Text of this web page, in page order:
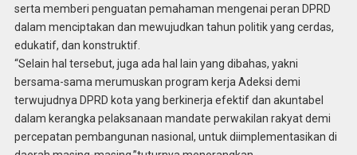
serta memberi penguatan pemahaman mengenai peran DPRD
dalam menciptakan dan mewujudkan tahun politik yang cerdas,
edukatif, dan konstruktif.
“Selain hal tersebut, juga ada hal lain yang dibahas, yakni
bersama-sama merumuskan program kerja Adeksi demi
terwujudnya DPRD kota yang berkinerja efektif dan akuntabel
dalam kerangka pelaksanaan mandate perwakilan rakyat demi
percepatan pembangunan nasional, untuk diimplementasikan di